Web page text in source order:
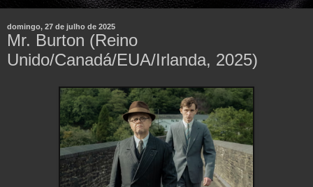
domingo, 27 de julho de 2025
Mr. Burton (Reino
Unido/Canadá/EUA/Irlanda, 2025)